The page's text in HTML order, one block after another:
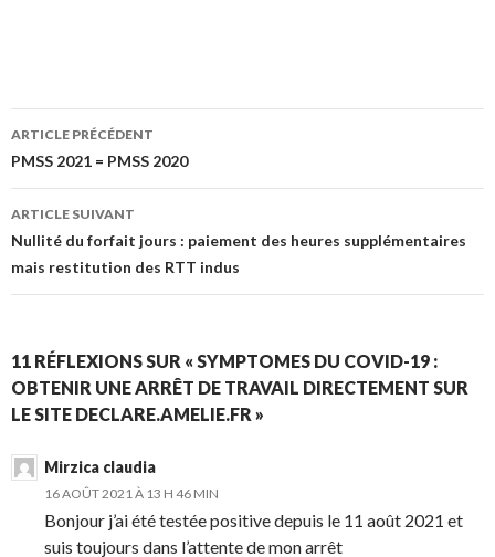
Navigation
des
articles
ARTICLE PRÉCÉDENT
PMSS 2021 = PMSS 2020
ARTICLE SUIVANT
Nullité du forfait jours : paiement des heures supplémentaires
mais restitution des RTT indus
11 RÉFLEXIONS SUR « SYMPTOMES DU COVID-19 :
OBTENIR UNE ARRÊT DE TRAVAIL DIRECTEMENT SUR
LE SITE DECLARE.AMELIE.FR »
Mirzica claudia
16 AOÛT 2021 À 13 H 46 MIN
Bonjour j’ai été testée positive depuis le 11 août 2021 et
suis toujours dans l’attente de mon arrêt